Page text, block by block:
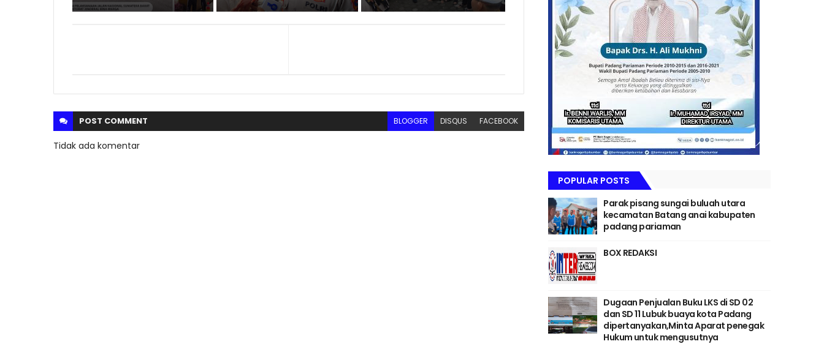
POST COMMENT BLOGGER DISQUS FACEBOOK
Tidak ada komentar
POPULAR POSTS
Parak pisang sungai buluah utara
kecamatan Batang anai kabupaten
padang pariaman
BOX REDAKSI
Dugaan Penjualan Buku LKS di SD 02
dan SD 11 Lubuk buaya kota Padang
dipertanyakan,Minta Aparat penegak
Hukum untuk mengusutnya